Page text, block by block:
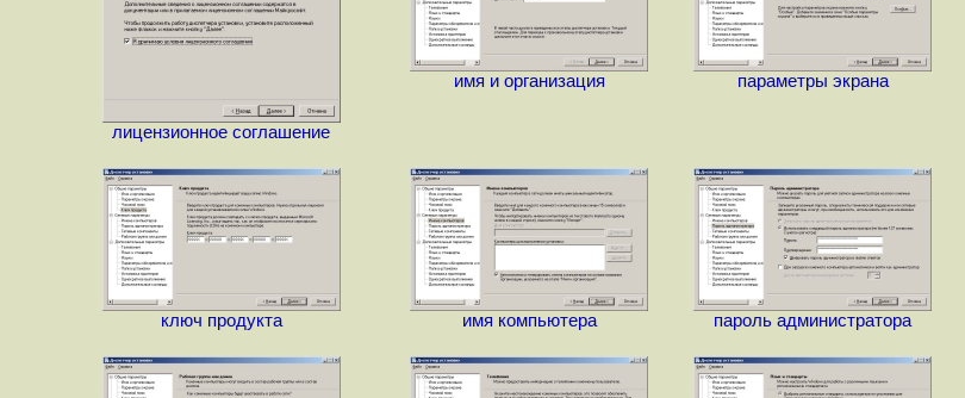
лицензионное соглашение
имя и организация параметры экрана
ключ продукта имя компьютера пароль администратора